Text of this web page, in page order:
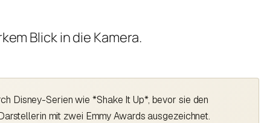
Disney-Serien wie *Shake It Up*, bevor sie den
mit zwei Emmy Awards ausgezeichnet.